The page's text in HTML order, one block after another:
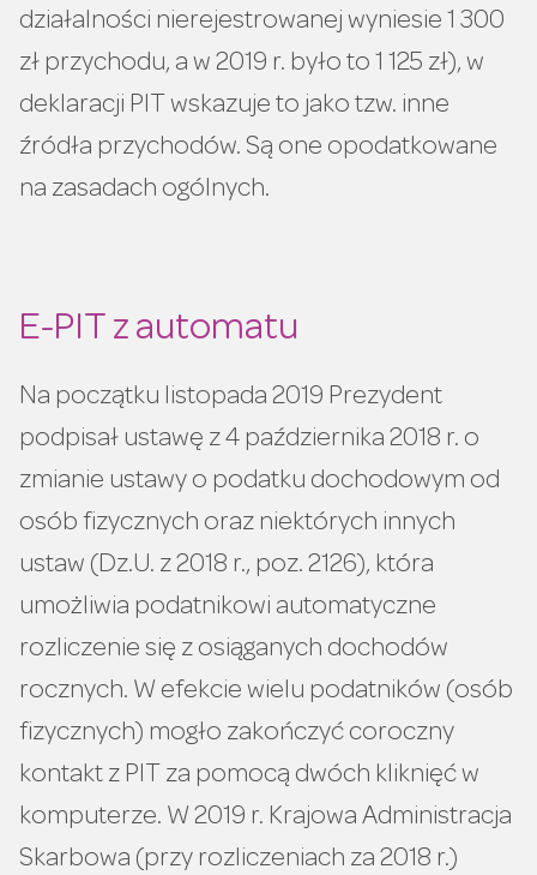
działalności nierejestrowanej wyniesie 1 300
zł przychodu, a w 2019 r. było to 1 125 zł), w
deklaracji PIT wskazuje to jako tzw. inne
źródła przychodów. Są one opodatkowane
na zasadach ogólnych.
E-PIT z automatu
Na początku listopada 2019 Prezydent
podpisał ustawę z 4 października 2018 r. o
zmianie ustawy o podatku dochodowym od
osób fizycznych oraz niektórych innych
ustaw (Dz.U. z 2018 r., poz. 2126), która
umożliwia podatnikowi automatyczne
rozliczenie się z osiąganych dochodów
rocznych. W efekcie wielu podatników (osób
fizycznych) mogło zakończyć coroczny
kontakt z PIT za pomocą dwóch kliknięć w
komputerze. W 2019 r. Krajowa Administracja
Skarbowa (przy rozliczeniach za 2018 r.)